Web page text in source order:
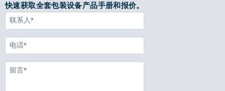
快速获取全套包装设备产品手册和报价。